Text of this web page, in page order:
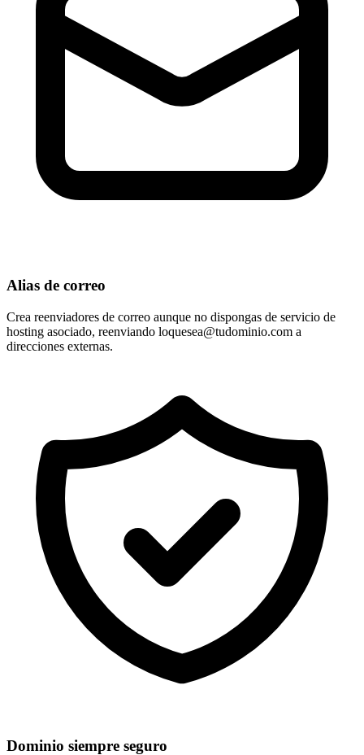
Alias de correo
Crea reenviadores de correo aunque no dispongas de servicio de
hosting asociado, reenviando loquesea@tudominio.com a
direcciones externas.
Dominio siempre seguro